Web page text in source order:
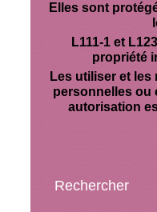
Elles sont
L111-1 et
propriété
Les utiliser et les
personnelles ou
autorisation
Rechercher